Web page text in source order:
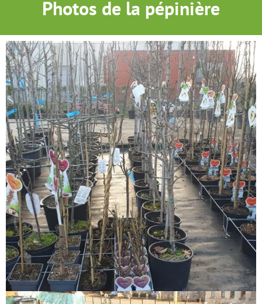
Photos de la pépinière